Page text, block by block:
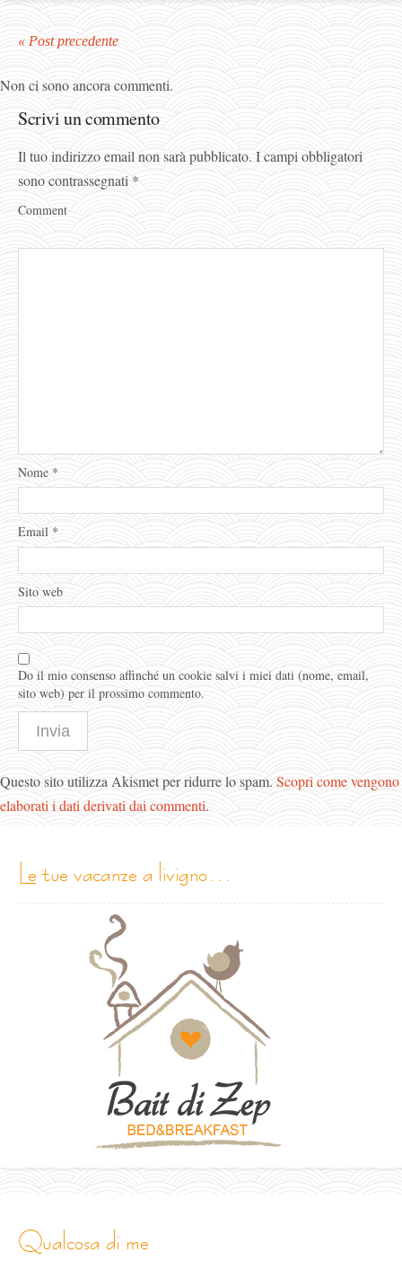
« Post precedente
Non ci sono ancora commenti.
Scrivi un commento
Il tuo indirizzo email non sarà pubblicato. I campi obbligatori
sono contrassegnati *
Comment
Nome *
Email *
Sito web
Do il mio consenso affinché un cookie salvi i miei dati (nome, email,
sito web) per il prossimo commento.
Questo sito utilizza Akismet per ridurre lo spam. Scopri come vengono
elaborati i dati derivati dai commenti.
le tue vacanze a livigno…
qualcosa di me